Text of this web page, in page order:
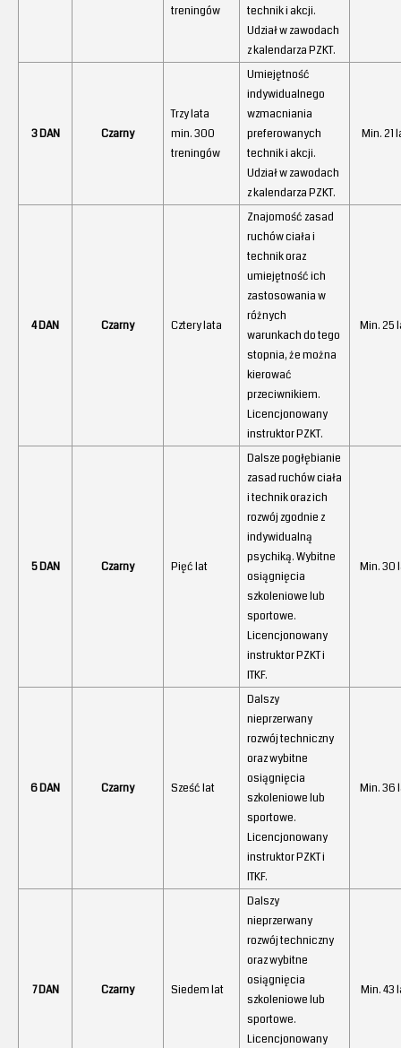
treningów
technik i akcji.
Udział w zawodach
z kalendarza PZKT.
3 DAN Czarny
Trzy lata
min. 300
treningów
Umiejętność
indywidualnego
wzmacniania
preferowanych
technik i akcji.
Udział w zawodach
z kalendarza PZKT.
Min. 21
4 DAN Czarny Cztery lata
Znajomość zasad
ruchów ciała i
technik oraz
umiejętność ich
zastosowania w
różnych
warunkach do tego
stopnia, że można
kierować
przeciwnikiem.
Licencjonowany
instruktor PZKT.
Min. 25
5 DAN Czarny Pięć lat
Dalsze pogłębianie
zasad ruchów ciała
i technik oraz ich
rozwój zgodnie z
indywidualną
psychiką. Wybitne
osiągnięcia
szkoleniowe lub
sportowe.
Licencjonowany
instruktor PZKT i
ITKF.
Min. 30
6 DAN Czarny Sześć lat
Dalszy
nieprzerwany
rozwój techniczny
oraz wybitne
osiągnięcia
szkoleniowe lub
sportowe.
Licencjonowany
instruktor PZKT i
ITKF.
Min. 36
7 DAN Czarny Siedem lat
Dalszy
nieprzerwany
rozwój techniczny
oraz wybitne
osiągnięcia
szkoleniowe lub
sportowe.
Licencjonowany
Min. 43